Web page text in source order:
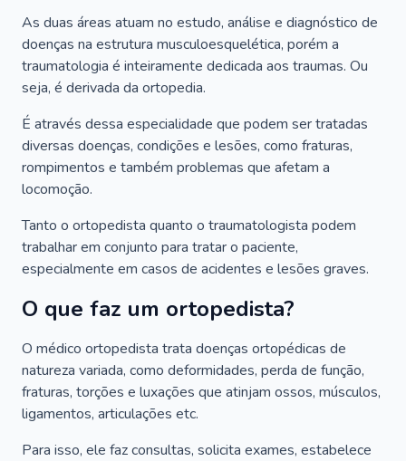
As duas áreas atuam no estudo, análise e diagnóstico de
doenças na estrutura musculoesquelética, porém a
traumatologia é inteiramente dedicada aos traumas. Ou
seja, é derivada da ortopedia.
É através dessa especialidade que podem ser tratadas
diversas doenças, condições e lesões, como fraturas,
rompimentos e também problemas que afetam a
locomoção.
Tanto o ortopedista quanto o traumatologista podem
trabalhar em conjunto para tratar o paciente,
especialmente em casos de acidentes e lesões graves.
O que faz um ortopedista?
O médico ortopedista trata doenças ortopédicas de
natureza variada, como deformidades, perda de função,
fraturas, torções e luxações que atinjam ossos, músculos,
ligamentos, articulações etc.
Para isso, ele faz consultas, solicita exames, estabelece